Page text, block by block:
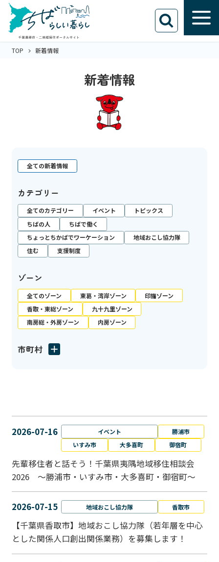
TOP 新着情報
新着情報
全ての新着情報
カテゴリー
全てのカテゴリー イベント
トピックス
ちばの人
ちばで働く
ちょっとちかばでワーケーション
地域おこし協力隊
住む
支援制度
ゾーン
全てのゾーン 東葛・湾岸ゾーン
印旛ゾーン
香取・東総ゾーン
九十九里ゾーン
南房総・外房ゾーン
内房ゾーン
市町村
2026-07-16 イベント
勝浦市
いすみ市
大多喜町 御宿町
先輩移住者と話そう！千葉県夷隅地域移住相談会
2026 ～勝浦市・いすみ市・大多喜町・御宿町～
2026-07-15 地域おこし協力隊 香取市
【千葉県香取市】地域おこし協力隊（若年層を中心
とした関係人口創出関係業務）を募集します！